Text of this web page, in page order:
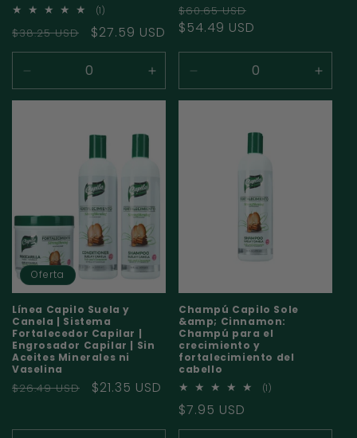
(1)
totales
Precio
habitual
$38.25 USD
Precio
de
oferta
$27.59 USD
cantidad
Aumentar
cantidad
Precio
habitual
$60.65 USD
$54.49 USD
cantidad
Oferta
Línea Capilo Suela y
Canela | Sistema
Fortalecedor Capilar |
Engrosador Capilar | Sin
Aceites Minerales ni
Vaselina
Precio
$26.49 USD
Precio
$21.35 USD
Champú Capilo Sole
&amp; Cinnamon:
Champú para el
crecimiento y
fortalecimiento del
cabello
(1)
Precio
habitual
$7.95 USD